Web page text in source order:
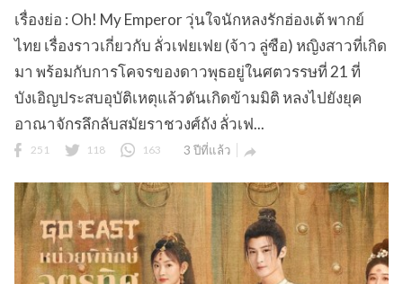
เรื่องย่อ : Oh! My Emperor วุ่นใจนักหลงรักฮ่องเต้ พากย์
ไทย เรื่องราวเกี่ยวกับ ลั่วเฟยเฟย (จ้าว ลู่ซือ) หญิงสาวที่เกิด
มา พร้อมกับการโคจรของดาวพุธอยู่ในศตวรรษที่ 21 ที่
บังเอิญประสบอุบัติเหตุแล้วดันเกิดข้ามมิติ หลงไปยังยุค
อาณาจักรลึกลับสมัยราชวงศ์ถัง ลั่วเฟ...
251 118 163 3 ปีที่แล้ว 